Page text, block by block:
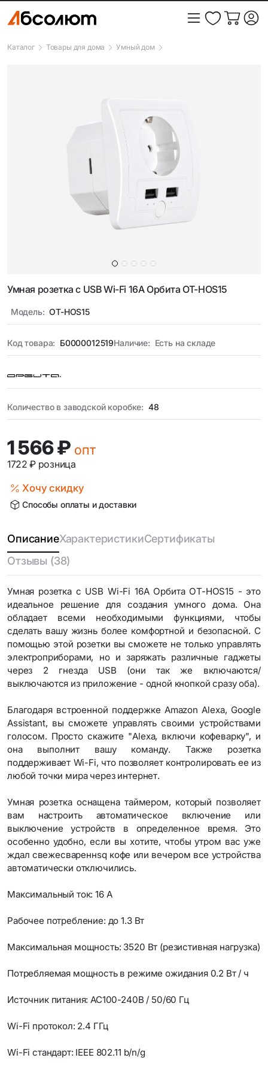
Каталог Товары для дома Умный дом
Умная розетка с USB Wi-Fi 16A Орбита OT-HOS15
Модель:OT-HOS15
Код товара: Б0000012519Наличие: Есть на складе
Количество в заводской коробке: 48
1 566 ₽ опт
1722 ₽ розница
Хочу скидку
Способы оплаты и доставки
ОписаниеХарактеристикиСертификаты
Отзывы (38)
Умная розетка с USB Wi-Fi 16A Орбита OT-HOS15 - это
идеальное решение для создания умного дома. Она
обладает всеми необходимыми функциями, чтобы
сделать вашу жизнь более комфортной и безопасной. С
помощью этой розетки вы сможете не только управлять
электроприборами, но и заряжать различные гаджеты
через 2 гнезда USB (они так же включаются/
выключаются из приложение - одной кнопкой сразу оба).
Благодаря встроенной поддержке Amazon Alexa, Google
Assistant, вы сможете управлять своими устройствами
голосом. Просто скажите "Alexa, включи кофеварку", и
она выполнит вашу команду. Также розетка
поддерживает Wi-Fi, что позволяет контролировать ее из
любой точки мира через интернет.
Умная розетка оснащена таймером, который позволяет
вам настроить автоматическое включение или
выключение устройств в определенное время. Это
особенно удобно, если вы хотите, чтобы утром вас уже
ждал свежесвареннsq кофе или вечером все устройства
автоматически отключились.
Максимальный ток: 16 А
Рабочее потребление: до 1.3 Вт
Максимальная мощность: 3520 Вт (резистивная нагрузка)
Потребляемая мощность в режиме ожидания 0.2 Вт / ч
Источник питания: AC100-240В / 50/60 Гц
Wi-Fi протокол: 2.4 ГГц
Wi-Fi стандарт: IEEE 802.11 b/n/g